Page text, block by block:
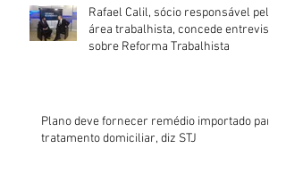
Rafael Calil, sócio responsável pela
área trabalhista, concede entrevista
sobre Reforma Trabalhista
Plano deve fornecer remédio importado para
tratamento domiciliar, diz STJ